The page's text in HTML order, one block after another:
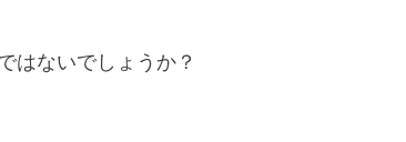
はないでしょうか？